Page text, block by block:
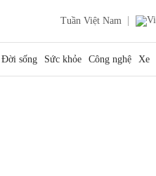
Tuần Việt Nam
Đời sống Sức khỏe Công nghệ Xe